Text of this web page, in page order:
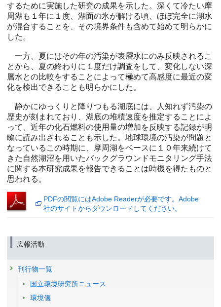
するために実施した研究の成果を示した。深くて冷たい摩
周湖も１年に１度、湖面の氷が解ける頃、ほぼ完全に湖水
が混合することを、その境界条件も含めて始めて明らかに
した。
一方、夏にはその年の汚染が表層水にのみ反映されるこ
とから、夏の終わりに１度だけ調査をして、変化しない深
層水との比較をすることによって極めて高感度に最近の変
化を検出できることも明らかにした。
静かにゆっくりと降りつもる湖底には、人知れず汚染の
歴史が刻まれており、湖底の堆積速度を推定することによ
って、近年の化石燃料の使用量の増加を反映する記録が明
瞭に読み出されることも示した。地球環境の汚染が問題と
なっているこの時期に、摩周湖をベースに１０年来続けて
きた自然湖沼を用いたバックグラウンドモニタリング手法
に関する本研究成果を報告できることは時機を得たものと
思われる。
PDFの閲覧にはAdobe Readerが必要です。Adobe
社のサイトからダウンロードしてください。
広報活動
刊行物一覧
国立環境研究所ニュース
環境儀